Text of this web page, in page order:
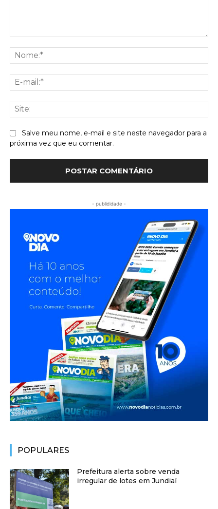
Salve meu nome, e-mail e site neste navegador para a
próxima vez que eu comentar.
- publididade -
POPULARES
Prefeitura alerta sobre venda
irregular de lotes em Jundiaí